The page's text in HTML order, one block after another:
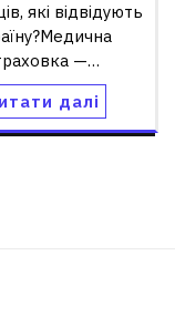
які відвідують
—…
далі